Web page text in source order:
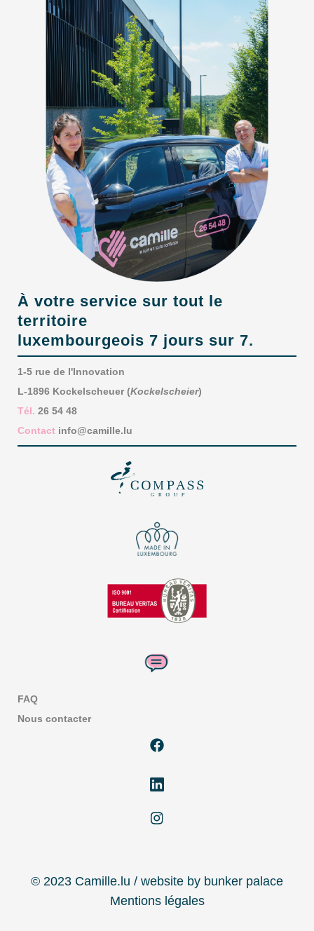
À votre service sur tout le
territoire
luxembourgeois 7 jours sur 7.
1-5 rue de l'Innovation
L-1896 Kockelscheuer (Kockelscheier)
Tél. 26 54 48
Contact info@camille.lu
FAQ
Nous contacter
© 2023 Camille.lu / website by bunker palace
Mentions légales